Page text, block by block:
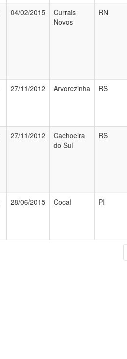
04/02/2015
Currais
Novos
RN
27/11/2012 Arvorezinha RS
27/11/2012
Cachoeira
do Sul
RS
28/06/2015 Cocal PI